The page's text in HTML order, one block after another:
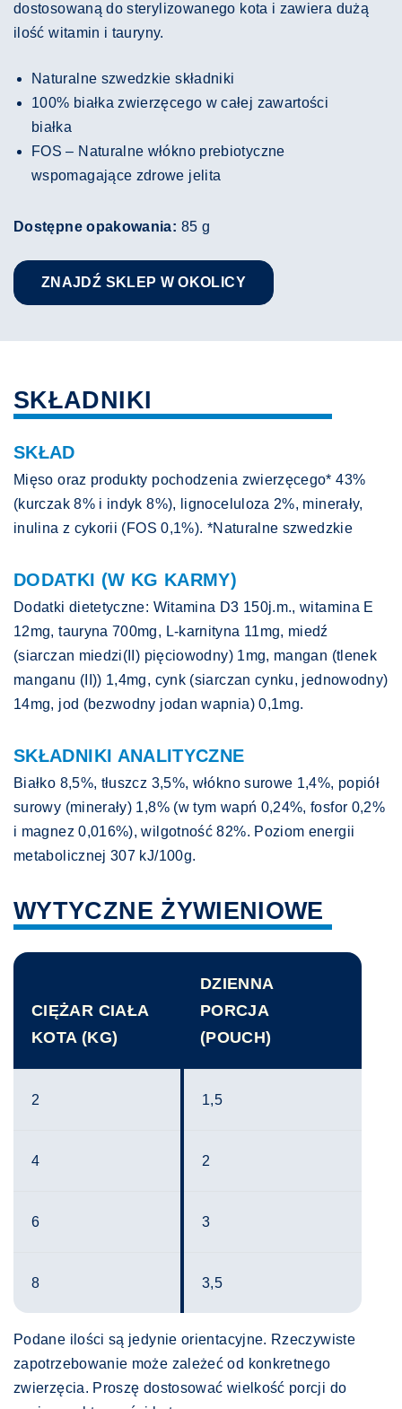
dostosowaną do sterylizowanego kota i zawiera dużą
ilość witamin i tauryny.
Naturalne szwedzkie składniki
100% białka zwierzęcego w całej zawartości
białka
FOS – Naturalne włókno prebiotyczne
wspomagające zdrowe jelita
Dostępne opakowania: 85 g
ZNAJDŹ SKLEP W OKOLICY
SKŁADNIKI
SKŁAD
Mięso oraz produkty pochodzenia zwierzęcego* 43%
(kurczak 8% i indyk 8%), lignoceluloza 2%, minerały,
inulina z cykorii (FOS 0,1%). *Naturalne szwedzkie
DODATKI (W KG KARMY)
Dodatki dietetyczne: Witamina D3 150j.m., witamina E
12mg, tauryna 700mg, L-karnityna 11mg, miedź
(siarczan miedzi(II) pięciowodny) 1mg, mangan (tlenek
manganu (II)) 1,4mg, cynk (siarczan cynku, jednowodny)
14mg, jod (bezwodny jodan wapnia) 0,1mg.
SKŁADNIKI ANALITYCZNE
Białko 8,5%, tłuszcz 3,5%, włókno surowe 1,4%, popiół
surowy (minerały) 1,8% (w tym wapń 0,24%, fosfor 0,2%
i magnez 0,016%), wilgotność 82%. Poziom energii
metabolicznej 307 kJ/100g.
WYTYCZNE ŻYWIENIOWE
CIĘŻAR CIAŁA
KOTA (KG)
DZIENNA
PORCJA
(POUCH)
2 1,5
4 2
6 3
8 3,5
Podane ilości są jedynie orientacyjne. Rzeczywiste
zapotrzebowanie może zależeć od konkretnego
zwierzęcia. Proszę dostosować wielkość porcji do